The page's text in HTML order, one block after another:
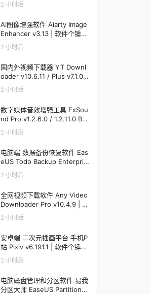
2 小时后
AI图像增强软件 Aiarty Image
Enhancer v3.13 | 软件个锤子
| R1848
2 小时后
国内外视频下载器 YT Downl
oader v10.6.11 / Plus v7.1.0
Mac v7.1.0 | 软件个锤子 | R12
20
2 小时后
数字媒体音效增强工具 FxSou
nd Pro v1.2.6.0 / 1.2.11.0 Bet
a | 软件个锤子 | R1913
2 小时后
电脑端 数据备份恢复软件 Eas
eUS Todo Backup Enterpris
e v16.3.1 | 软件个锤子 | R304
4
2 小时后
全网视频下载软件 Any Video
Downloader Pro v10.4.9 | 软
件个锤子 | R1222
2 小时后
安卓端 二次元插画平台 手机P
站 Pixiv v6.191.1 | 软件个锤子
| R1241
2 小时后
电脑磁盘管理和分区软件 易我
分区大师 EaseUS Partition